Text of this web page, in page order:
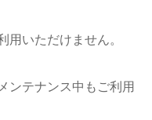
用いただけません。
ンテナンス中もご利用